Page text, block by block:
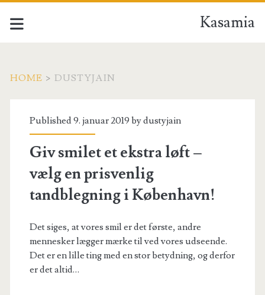
Kasamia
HOME > DUSTYJAIN
Forfatter:
<span>dustyjain</
Published 9. januar 2019 bydustyjain
Giv smilet et ekstra løft –
vælg en prisvenlig
tandblegning i København!
Det siges, at vores smil er det første, andre
mennesker lægger mærke til ved vores udseende.
Det er en lille ting med en stor betydning, og derfor
er det altid…